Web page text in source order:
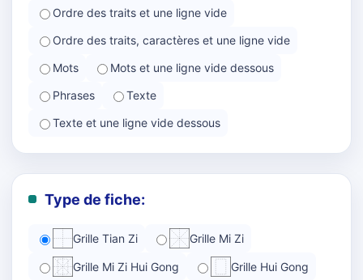
Ordre des traits et une ligne vide
Ordre des traits, caractères et une ligne vide
Mots
Mots et une ligne vide dessous
Phrases
Texte
Texte et une ligne vide dessous
Type de fiche:
Grille Tian Zi Grille Mi Zi
Grille Mi Zi Hui Gong Grille Hui Gong